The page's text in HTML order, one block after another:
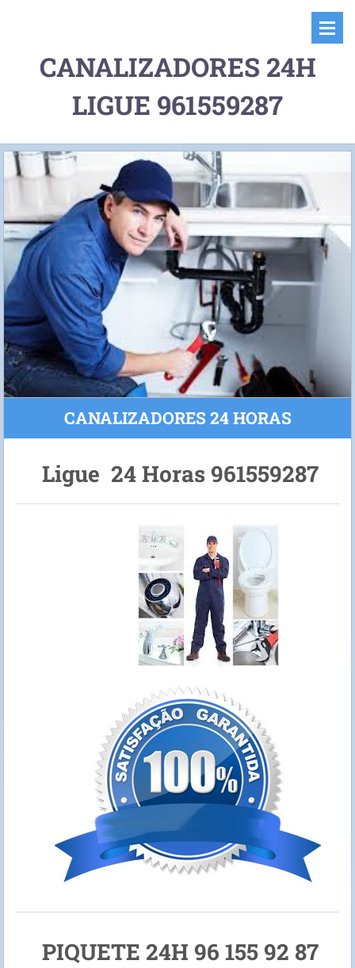
CANALIZADORES 24H
LIGUE 961559287
CANALIZADORES 24 HORAS
Ligue 24 Horas 961559287
PIQUETE 24H 96 155 92 87